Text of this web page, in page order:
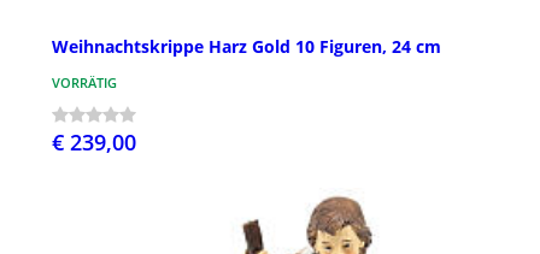
Weihnachtskrippe Harz Gold 10 Figuren, 24 cm
VORRÄTIG
€ 239,00